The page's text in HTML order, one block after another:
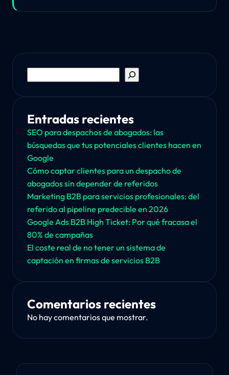
Entradas recientes
SEO para despachos de abogados: las
búsquedas que tus potenciales clientes hacen en
Google
Cómo captar clientes para un despacho de
abogados sin depender de referidos
Marketing B2B para servicios profesionales: del
referido al pipeline predecible en 2026
Google Ads B2B High Ticket: Por qué fracasa el
80% de campañas
El coste real de no tener un sistema de
captación en firmas de servicios B2B
Comentarios recientes
No hay comentarios que mostrar.